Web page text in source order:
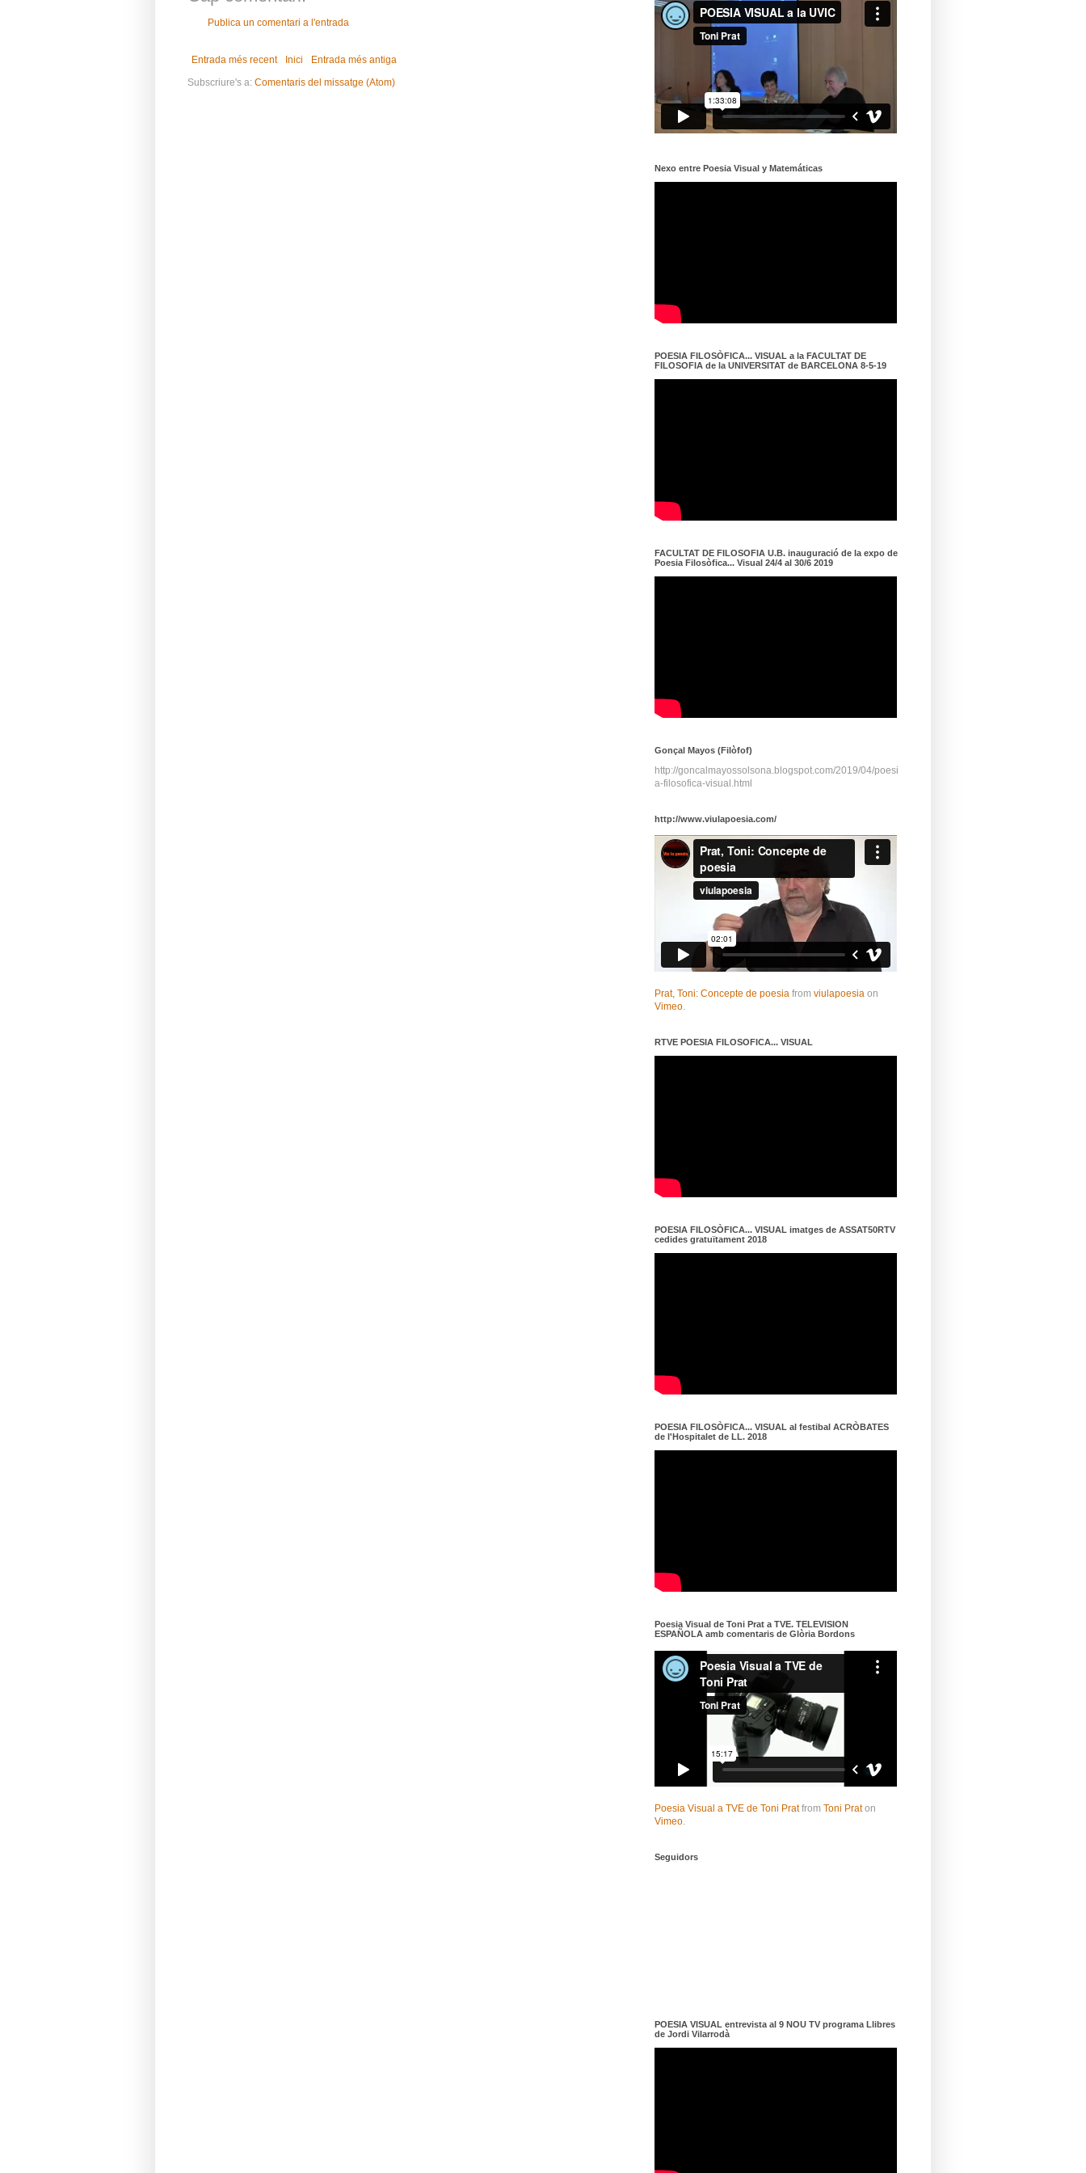
Publica un comentari a l'entrada
Entrada més recent Entrada més antiga
Inici
Subscriure's a: Comentaris del missatge (Atom)
Nexo entre Poesia Visual y Matemáticas
POESIA FILOSÒFICA... VISUAL a la FACULTAT DE
FILOSOFIA de la UNIVERSITAT de BARCELONA 8-5-19
FACULTAT DE FILOSOFIA U.B. inauguració de la expo de
Poesia Filosòfica... Visual 24/4 al 30/6 2019
Gonçal Mayos (Filòfof)
http://goncalmayossolsona.blogspot.com/2019/04/poesi
a-filosofica-visual.html
http://www.viulapoesia.com/
Prat, Toni: Concepte de poesia from viulapoesia on
Vimeo.
RTVE POESIA FILOSOFICA... VISUAL
POESIA FILOSÒFICA... VISUAL imatges de ASSAT50RTV
cedides gratuïtament 2018
POESIA FILOSÒFICA... VISUAL al festibal ACRÒBATES
de l'Hospitalet de LL. 2018
Poesia Visual de Toni Prat a TVE. TELEVISION
ESPAÑOLA amb comentaris de Glòria Bordons
Poesia Visual a TVE de Toni Pratfrom Toni Praton
Vimeo.
Seguidors
POESIA VISUAL entrevista al 9 NOU TV programa Llibres
de Jordi Vilarrodà